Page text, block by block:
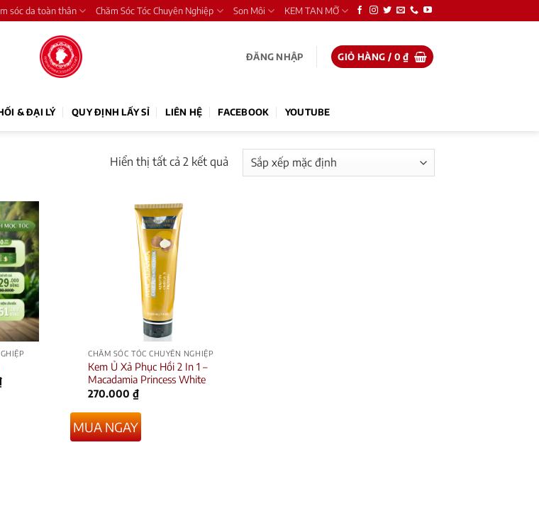
sóc da toàn thân Chăm Sóc Tóc Chuyên Nghiệp Son Môi KEM TAN MỠ
ĐĂNG NHẬP GIỎ HÀNG / 0₫
& ĐẠI LÝ QUY ĐỊNH LẤY SỈ LIÊN HỆ FACEBOOK YOUTUBE
Hiển thị tất cả 2 kết quả
Giá
hiện
CHĂM SÓC TÓC CHUYÊN NGHIỆP
Kem Ủ Xả Phục Hồi 2 In 1 –
Macadamia Princess White
270.000₫
MUA NGAY